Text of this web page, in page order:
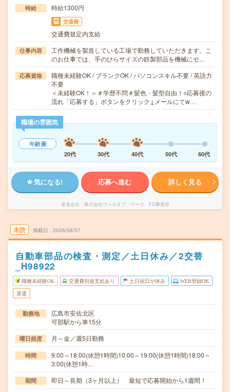
時給 時給1300円
交通費
交通費規定内支給
仕事内容
工作機械を製造している工場で勤務していただきます。こ
のお仕事では、手のひらサイズの鉄製部品を機械にセ…
応募資格
職種未経験OK / ブランクOK / パソコンスキル不要 / 英語力
不要
＜未経験OK！＞＃学歴不問＃髪色・髪型自由！○応募後の
流れ「応募する」ボタンをクリック↓メールにてw…
職場の雰囲気
年齢層
20代
30代 40代 50代 60代
気になる! 応募へ進む 詳しく見る
派遣会社 株式会社ウィルオブ・ワーク FO事業部
未読 掲載日 2026/08/07
自動車部品の検査・測定／土日休み／2交替
_H98922
職種未経験OK 交通費別途支給あり 土日祝日が休み WEB登録OK
派遣
勤務地
広島市安佐北区
可部駅から車15分
曜日頻度 月～金／週5日勤務
時間
9:00～18:00(休憩1時間)10:00～19:00(休憩1時間)18:00～
3:00(休憩1時…
期間 即日～長期（3ヶ月以上） 最短で応募開始から1週間！